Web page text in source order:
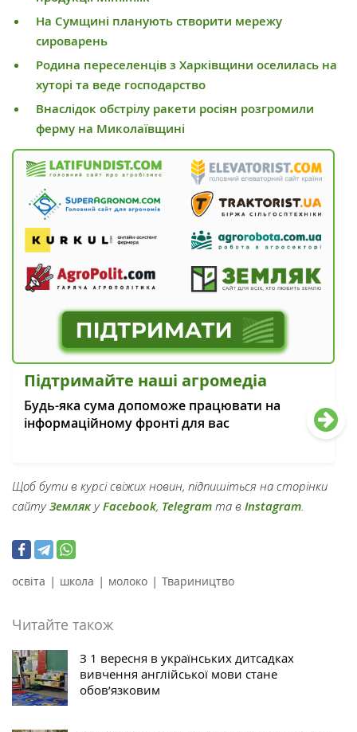
На Сумщині планують створити мережу
сироварень
Родина переселенців з Харківщини оселилась на
хуторі та веде господарство
Внаслідок обстрілу ракети росіян розгромили
ферму на Миколаївщині
Підтримайте наші агромедіа
Будь-яка сума допоможе працювати на
інформаційному фронті для вас
Щоб бути в курсі свіжих новин, підпишіться на сторінки
сайтуЗемлякуFacebook, Telegram та в Instagram.
освіта | школа | молоко | Твариництво
Читайте також
З 1 вересня в українських дитсадках
вивчення англійської мови стане
обов’язковим